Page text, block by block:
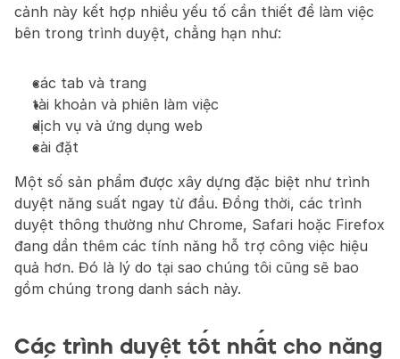
cảnh này kết hợp nhiều yếu tố cần thiết để làm việc
bên trong trình duyệt, chẳng hạn như:
các tab và trang
tài khoản và phiên làm việc
dịch vụ và ứng dụng web
cài đặt
Một số sản phẩm được xây dựng đặc biệt như trình
duyệt năng suất ngay từ đầu. Đồng thời, các trình
duyệt thông thường như Chrome, Safari hoặc Firefox
đang dần thêm các tính năng hỗ trợ công việc hiệu
quả hơn. Đó là lý do tại sao chúng tôi cũng sẽ bao
gồm chúng trong danh sách này.
Các trình duyệt tốt nhất cho năng